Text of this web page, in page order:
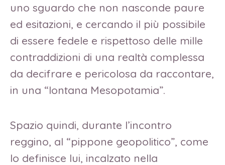
uno sguardo che non nasconde paure
ed esitazioni, e cercando il più possibile
di essere fedele e rispettoso delle mille
contraddizioni di una realtà complessa
da decifrare e pericolosa da raccontare,
in una “lontana Mesopotamia”.
Spazio quindi, durante l’incontro
reggino, al “pippone geopolitico”, come
lo definisce lui, incalzato nella